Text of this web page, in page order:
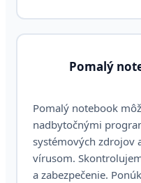
Pomalý
Pomalý notebook
nadbytočnými
systémových zdrojov
vírusom.
a zabezpečenie.